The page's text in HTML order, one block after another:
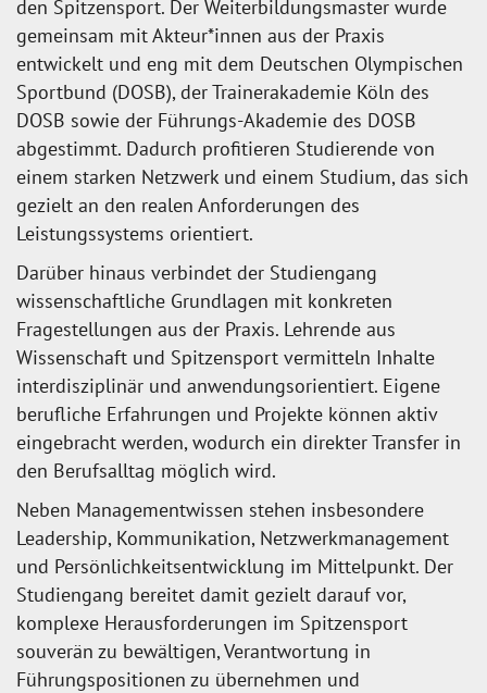
den Spitzensport. Der Weiterbildungsmaster wurde
gemeinsam mit Akteur*innen aus der Praxis
entwickelt und eng mit dem Deutschen Olympischen
Sportbund (DOSB), der Trainerakademie Köln des
DOSB sowie der Führungs-Akademie des DOSB
abgestimmt. Dadurch profitieren Studierende von
einem starken Netzwerk und einem Studium, das sich
gezielt an den realen Anforderungen des
Leistungssystems orientiert.
Darüber hinaus verbindet der Studiengang
wissenschaftliche Grundlagen mit konkreten
Fragestellungen aus der Praxis. Lehrende aus
Wissenschaft und Spitzensport vermitteln Inhalte
interdisziplinär und anwendungsorientiert. Eigene
berufliche Erfahrungen und Projekte können aktiv
eingebracht werden, wodurch ein direkter Transfer in
den Berufsalltag möglich wird.
Neben Managementwissen stehen insbesondere
Leadership, Kommunikation, Netzwerkmanagement
und Persönlichkeitsentwicklung im Mittelpunkt. Der
Studiengang bereitet damit gezielt darauf vor,
komplexe Herausforderungen im Spitzensport
souverän zu bewältigen, Verantwortung in
Führungspositionen zu übernehmen und